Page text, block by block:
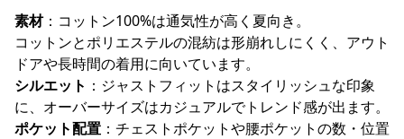
素材：コットン100%は通気性が高く夏向き。
コットンとポリエステルの混紡は形崩れしにくく、アウト
ドアや長時間の着用に向いています。
シルエット ：ジャストフィットはスタイリッシュな印象
に、オーバーサイズはカジュアルでトレンド感が出ます。
ポケット配置 ：チェストポケットや腰ポケットの数・位置